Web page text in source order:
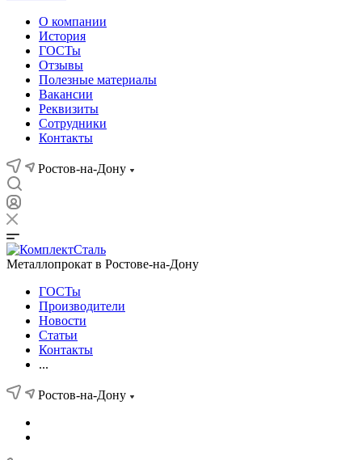
О компании
История
ГОСТы
Отзывы
Полезные материалы
Вакансии
Реквизиты
Сотрудники
Контакты
Ростов-на-Дону
Металлопрокат в Ростове-на-Дону
ГОСТы
Производители
Новости
Статьи
Контакты
...
Ростов-на-Дону